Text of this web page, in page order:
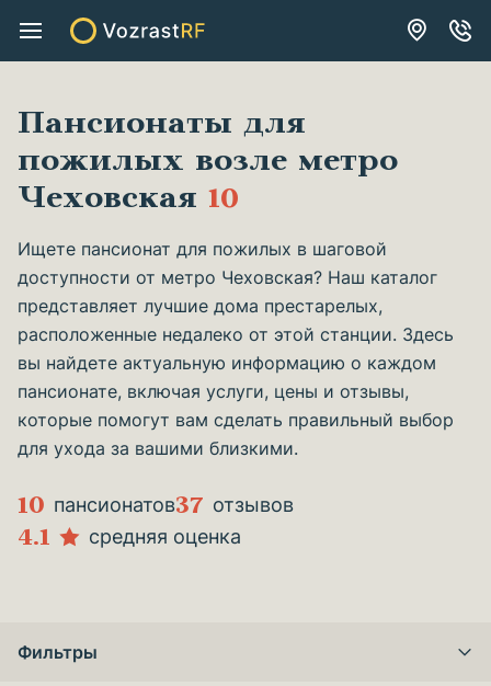
Пансионаты для
пожилых возле метро
Чеховская 10
Ищете пансионат для пожилых в шаговой
доступности от метро Чеховская? Наш каталог
представляет лучшие дома престарелых,
расположенные недалеко от этой станции. Здесь
вы найдете актуальную информацию о каждом
пансионате, включая услуги, цены и отзывы,
которые помогут вам сделать правильный выбор
для ухода за вашими близкими.
10 пансионатов37 отзывов
4.1 средняя оценка
Фильтры